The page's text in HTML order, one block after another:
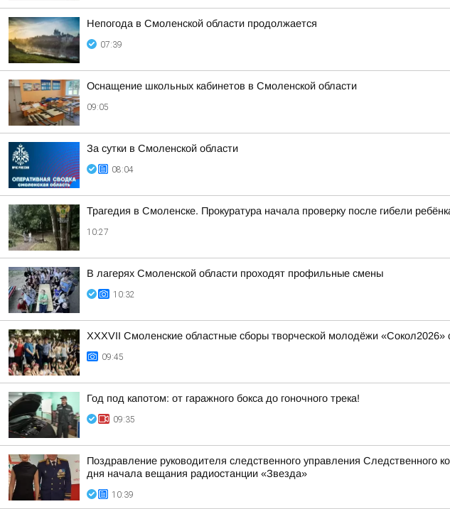
Непогода в Смоленской области продолжается
07:39
Оснащение школьных кабинетов в Смоленской области
09:05
За сутки в Смоленской области
08:04
Трагедия в Смоленске. Прокуратура начала проверку после гибели
10:27
В лагерях Смоленской области проходят профильные смены
10:32
XXXVII Смоленские областные сборы творческой молодёжи «Сокол2026»
09:45
Год под капотом: от гаражного бокса до гоночного трека!
09:35
Поздравление руководителя следственного управления
дня начала вещания радиостанции «Звезда»
10:39